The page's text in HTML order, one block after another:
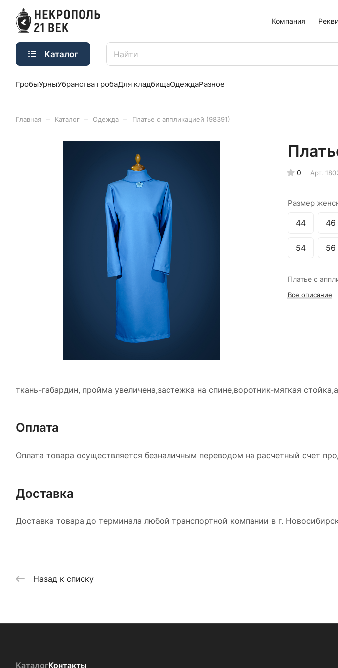
Компания
Каталог
ГробыУрныУбранства гробаДля кладбищаОдеждаРазное
Главная Каталог Одежда Платье с аппликацией (98391)
0 Арт.
Размер
44 46
54 56
Платье с
Все описание
ткань-габардин, пройма увеличена,застежка на спине,воротник-мягкая
Оплата
Оплата товара осуществляется безналичным переводом на расчетный счет
Доставка
Доставка товара до терминала любой транспортной компании в г.
Назад к списку
КаталогКонтакты